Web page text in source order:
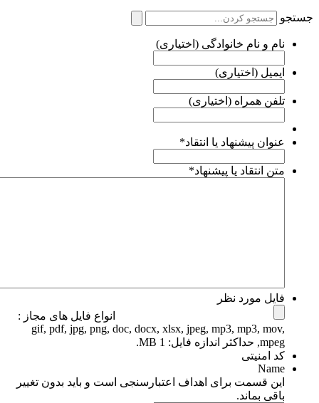
نام و نام خانوادگی (اختیاری)
ایمیل (اختیاری)
تلفن همراه (اختیاری)
عنوان پیشنهاد یا انتقاد*
متن انتقاد یا پیشنهاد*
فایل مورد نظر
انواع فایل های مجاز :
gif, pdf, jpg, png, doc, docx, xlsx, jpeg, mp3, mp3, mov,
mpeg, حداکثر اندازه فایل: 1 MB.
کد امنیتی
Name
این قسمت برای اهداف اعتبارسنجی است و باید بدون تغییر
باقی بماند.